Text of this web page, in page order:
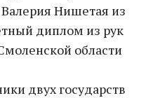
Нишетая из
диплом из рук
области
двух государств